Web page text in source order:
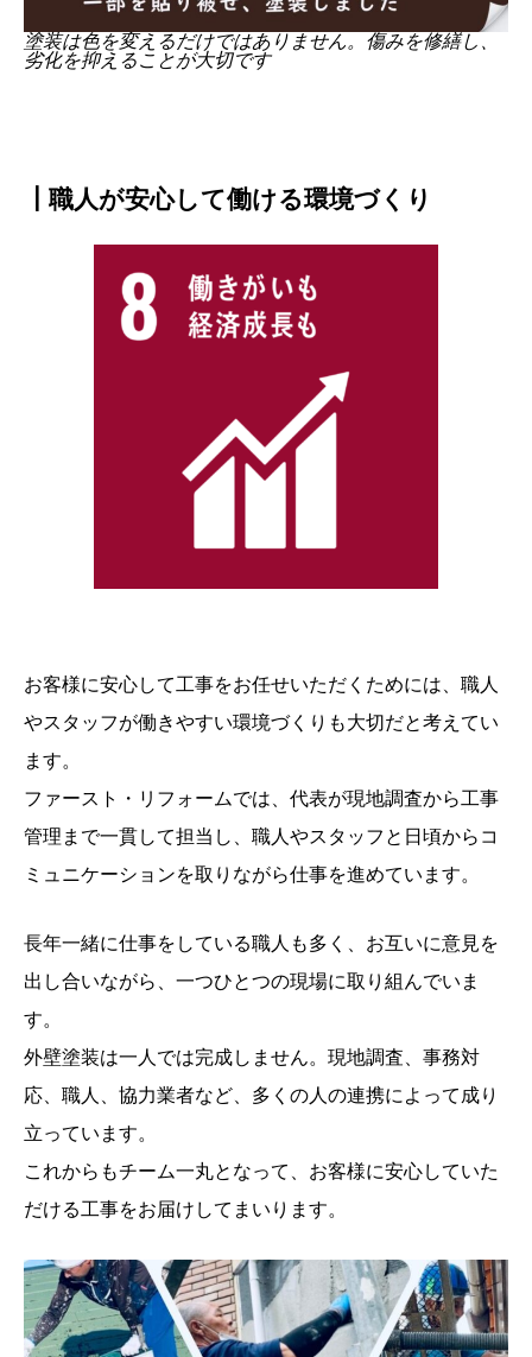
塗装は色を変えるだけではありません。傷みを修繕し、
劣化を抑えることが大切です
┃職人が安心して働ける環境づくり
お客様に安心して工事をお任せいただくためには、職人
やスタッフが働きやすい環境づくりも大切だと考えてい
ます。
ファースト・リフォームでは、代表が現地調査から工事
管理まで一貫して担当し、職人やスタッフと日頃からコ
ミュニケーションを取りながら仕事を進めています。
長年一緒に仕事をしている職人も多く、お互いに意見を
出し合いながら、一つひとつの現場に取り組んでいま
す。
外壁塗装は一人では完成しません。現地調査、事務対
応、職人、協力業者など、多くの人の連携によって成り
立っています。
これからもチーム一丸となって、お客様に安心していた
だける工事をお届けしてまいります。